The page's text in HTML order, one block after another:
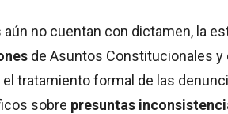
no cuentan con dictamen, la
de Asuntos Constitucionales y
tratamiento formal de las
sobre presuntas